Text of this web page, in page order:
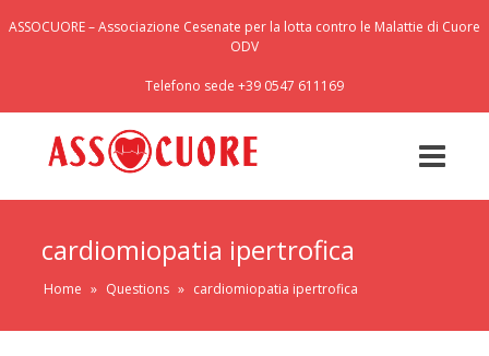
ASSOCUORE – Associazione Cesenate per la lotta contro le Malattie di Cuore
ODV
Telefono sede +39 0547 611169
cardiomiopatia ipertrofica
Home » Questions » cardiomiopatia ipertrofica